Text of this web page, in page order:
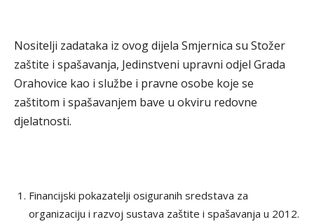
Nositelji zadataka iz ovog dijela Smjernica su Stožer
zaštite i spašavanja, Jedinstveni upravni odjel Grada
Orahovice kao i službe i pravne osobe koje se
zaštitom i spašavanjem bave u okviru redovne
djelatnosti.
Financijski pokazatelji osiguranih sredstava za
organizaciju i razvoj sustava zaštite i spašavanja u 2012.